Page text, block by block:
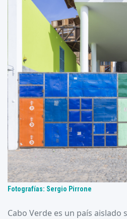
Fotografías: Sergio Pirrone
Cabo Verde es un país aislado